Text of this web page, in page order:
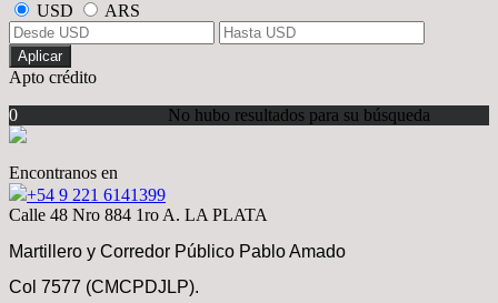
USD
ARS
Aplicar
Apto crédito
No hubo resultados para su búsqueda
0
Encontranos en
+54 9 221 6141399
Calle 48 Nro 884 1ro A. LA PLATA
Martillero y Corredor Público Pablo Amado
Col 7577 (CMCPDJLP).